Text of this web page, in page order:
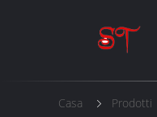
Casa Prodotti